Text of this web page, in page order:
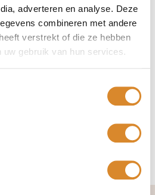
adverteren en analyse. Deze
combineren met andere
verstrekt of die ze hebben
gebruik van hun services.
onze naaisters geeft jouw
touch. De vele verschillende
adviseur voor de exacte
kunnen een meerprijs hebben.